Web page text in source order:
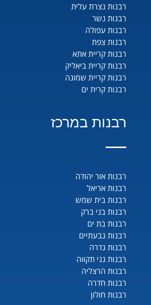
רבנות נצרת עלית
רבנות נשר
רבנות עפולה
רבנות צפת
רבנות קריית אתא
רבנות קריית ביאליק
רבנות קריית שמונה
רבנות קרית ים
רבנות במרכז
רבנות אור יהודה
רבנות אריאל
רבנות בית שמש
רבנות בני ברק
רבנות בת ים
רבנות גבעתיים
רבנות גדרה
רבנות גני תקווה
רבנות הרצליה
רבנות חדרה
רבנות חולון